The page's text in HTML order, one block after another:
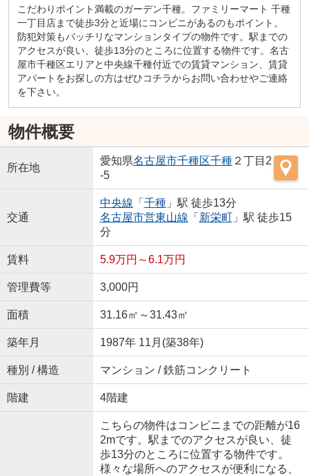
こだわりポイント満載のガーデン千種。ファミリーマート 千種
一丁目店まで徒歩3分と近場にコンビニがあるのもポイント。
防犯対策もバッチリなマンションタイプの物件です。駅までの
アクセスが良い、徒歩13分のところに位置する物件です。名古
屋市千種区エリアと中央線千種付近での賃貸マンション、賃貸
アパートをお探しの方はぜひコチラからお問い合わせやご連絡
を下さい。
物件概要
所在地
愛知県名古屋市千種区千種２丁目2
-5
交通
中央線 「 千種」駅 徒歩13分
名古屋市営東山線 「 新栄町」駅 徒歩15
分
賃料 5.9万円～6.1万円
管理費等 3,000円
面積 31.16㎡～31.43㎡
築年月 1987年 11月(築38年)
種別 / 構造 マンション / 鉄筋コンクリート
階建 4階建
こちらの物件はコンビニまでの距離が16
2mです。駅までのアクセスが良い、徒
歩13分のところに位置する物件です。
様々な場所へのアクセスが便利になる、